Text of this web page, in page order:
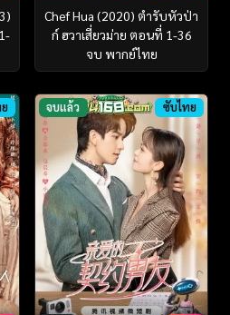
Chef Hua (2020) ตำรับหัวป่า
ก์ ฮวาเสี่ยวม่าย ตอนที่ 1-36
จบ พากย์ไทย
จบแล้ว ซับไทย